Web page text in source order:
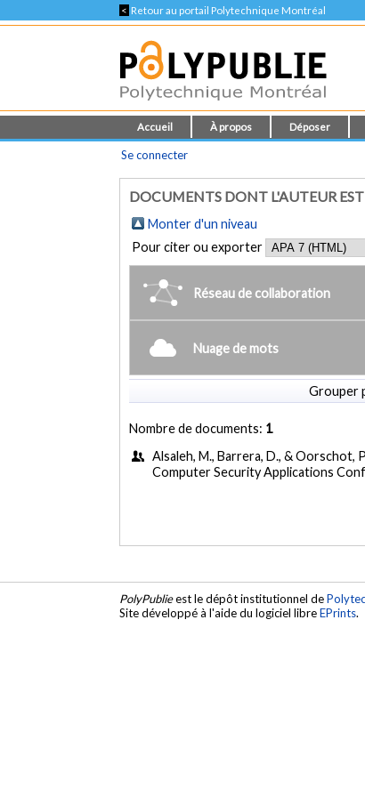
< Retour au portail Polytechnique Montréal
Accueil À propos Déposer
Se connecter
DOCUMENTS DONT L'AUTEUR
Monter d'un niveau
Pour citer ou exporter
Réseau de collaboration
Nuage de mots
Grouper
Nombre de documents: 1
Alsaleh, M., Barrera, D., & Oorschot,
Computer Security Applications
PolyPublieest le dépôt institutionnel de
Site développé à l'aide du logiciel libreEPrints.